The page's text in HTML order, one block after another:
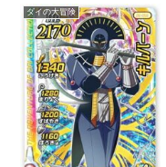
ダイの大冒険